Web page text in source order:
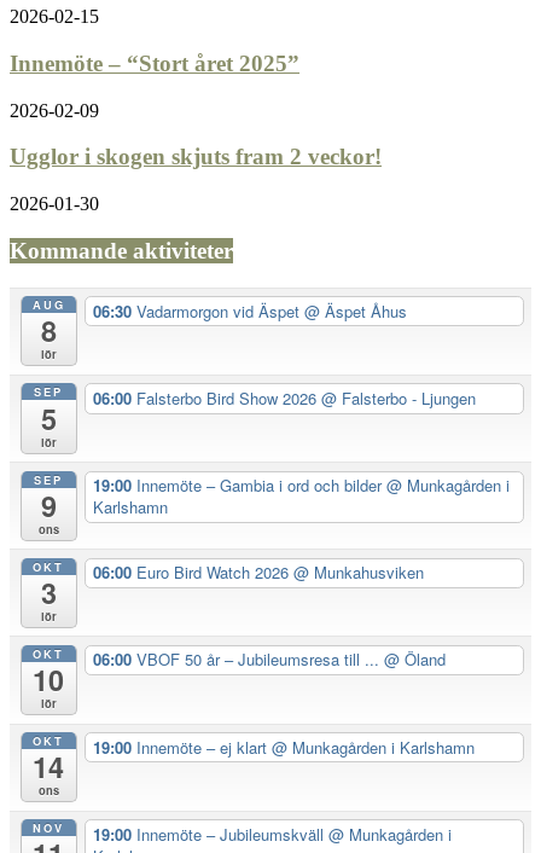
2026-02-15
Innemöte – “Stort året 2025”
2026-02-09
Ugglor i skogen skjuts fram 2 veckor!
2026-01-30
Kommande aktiviteter
AUG
8
lör
06:30 Vadarmorgon vid Äspet @ Äspet Åhus
SEP
5
lör
06:00 Falsterbo Bird Show 2026 @ Falsterbo - Ljungen
SEP
9
ons
19:00 Innemöte – Gambia i ord och bilder@ Munkagården i
Karlshamn
OKT
3
lör
06:00 Euro Bird Watch 2026 @ Munkahusviken
OKT
10
lör
06:00 VBOF 50 år – Jubileumsresa till ... @ Öland
OKT
14
ons
19:00 Innemöte – ej klart @ Munkagården i Karlshamn
NOV 19:00 Innemöte – Jubileumskväll @ Munkagården i